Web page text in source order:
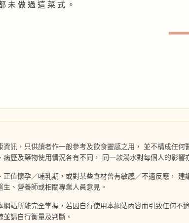
未 做 過 這 菜 式 。
訊，只供讀者作一般參考及飲食靈感之用， 並不構成任何
歷及藥物使用情況各有不同， 同一款湯水對每個人的影響
值懷孕／哺乳期，或對某些食材曾有敏感／不適反應， 建
、營養師或相關專業人員意見。
網站所能完全掌握，若因自行使用本網站內容而引致任何不
請自行衡量及判斷。